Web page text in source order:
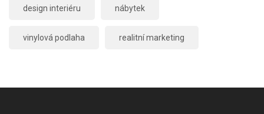
design interiéru nábytek
vinylová podlaha realitní marketing